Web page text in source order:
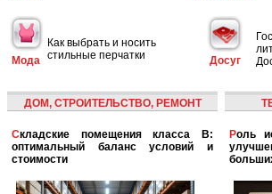
Мода
Как выбрать и носить
стильные перчатки
Досуг
ДОМ, СТРОИТЕЛЬСТВО, РЕМОНТ
Складские помещения класса B:
оптимальный баланс условий и
стоимости
Роль искусственного интеллекта в